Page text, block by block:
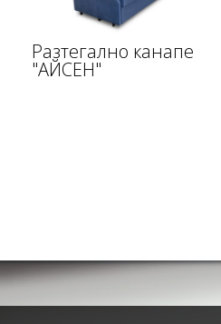
Разтегално канапе
"АЙСЕН"